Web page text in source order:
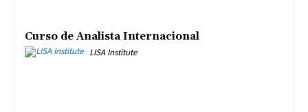
Curso de Analista Internacional
LISA Institute